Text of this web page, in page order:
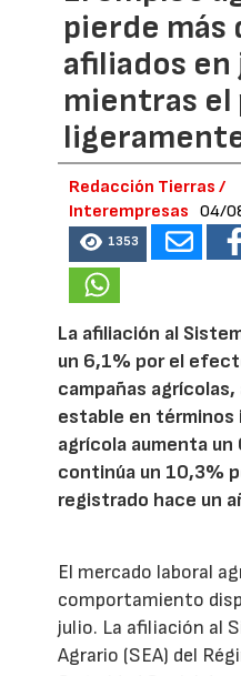
pierde más
afiliados en
mientras el
Redacción Tierras /
Interempresas
04/
1353
La afiliación al
un 6,1% por el
campañas
estable en términos
agrícola aumenta
continúa un 10,3%
registrado hace un
El mercado laboral
comportamiento
julio. La afiliación al
Agrario (SEA) del